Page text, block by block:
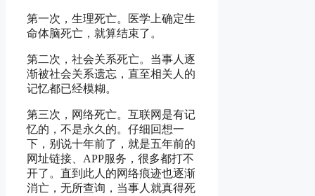
第一次，生理死亡。医学上确定生
命体脑死亡，就算结束了。
第二次，社会关系死亡。当事人逐
渐被社会关系遗忘，直至相关人的
记忆都已经模糊。
第三次，网络死亡。互联网是有记
忆的，不是永久的。仔细回想一
下，别说十年前了，就是五年前的
网址链接、APP服务，很多都打不
开了。直到此人的网络痕迹也逐渐
消亡，无所查询，当事人就真得死